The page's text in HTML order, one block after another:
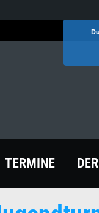
TERMINE